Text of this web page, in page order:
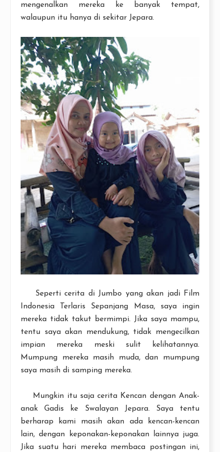
mengenalkan mereka ke banyak tempat,
walaupun itu hanya di sekitar Jepara.
Seperti cerita di Jumbo yang akan jadi Film
Indonesia Terlaris Sepanjang Masa, saya ingin
mereka tidak takut bermimpi. Jika saya mampu,
tentu saya akan mendukung, tidak mengecilkan
impian mereka meski sulit kelihatannya.
Mumpung mereka masih muda, dan mumpung
saya masih di samping mereka.
Mungkin itu saja cerita Kencan dengan Anak-
anak Gadis ke Swalayan Jepara. Saya tentu
berharap kami masih akan ada kencan-kencan
lain, dengan keponakan-keponakan lainnya juga.
Jika suatu hari mereka membaca postingan ini,